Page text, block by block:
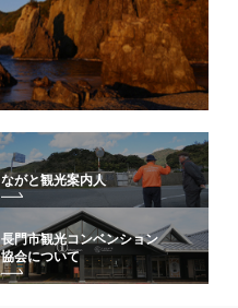
ながと観光案内人
長門市観光コンベンション
協会について